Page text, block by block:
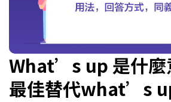
What’s up 是什麼
最佳替代what’s